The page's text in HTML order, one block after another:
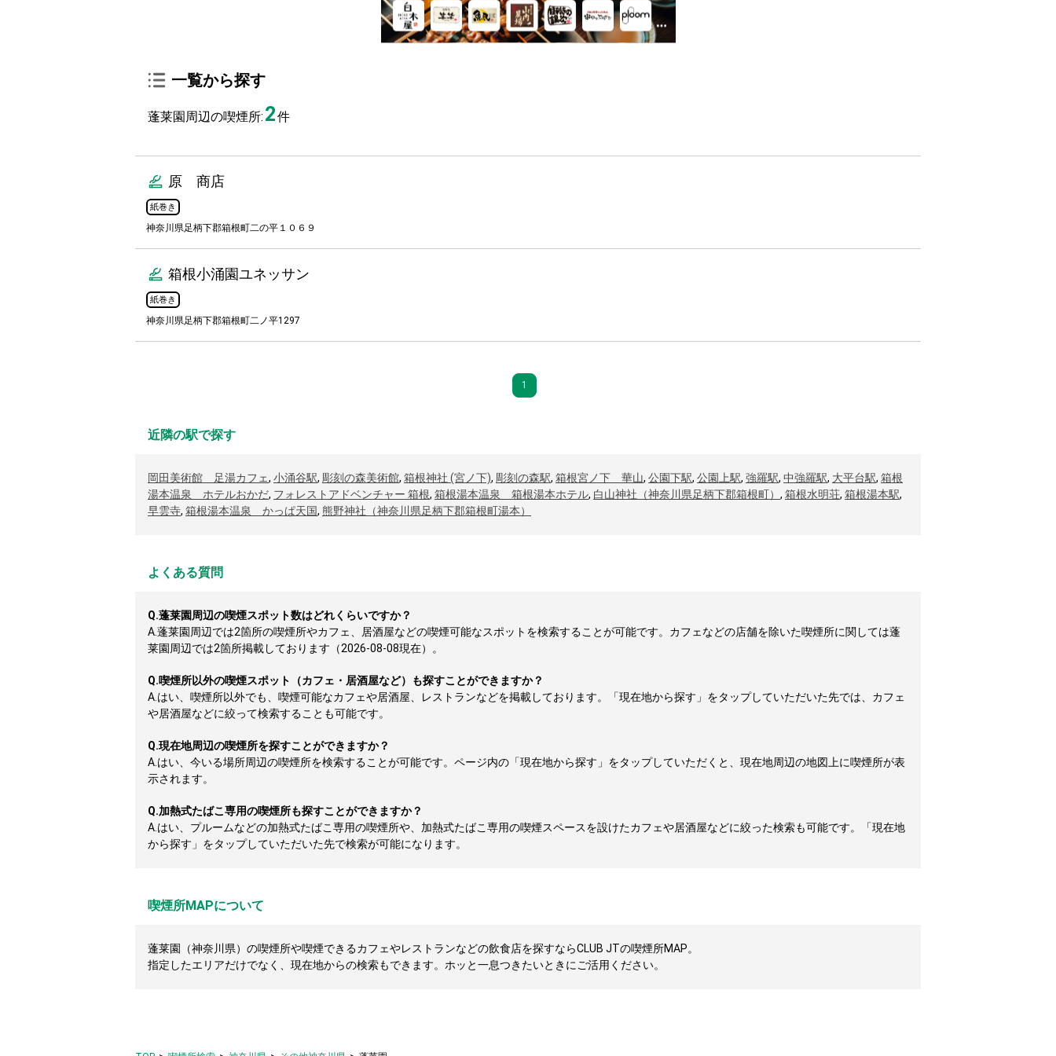
一覧から探す
蓬莱園周辺の喫煙所: 2件
原 商店
紙巻き
神奈川県足柄下郡箱根町二の平１０６９
箱根小涌園ユネッサン
紙巻き
神奈川県足柄下郡箱根町二ノ平1297
1
近隣の駅で探す
岡田美術館 足湯カフェ, 小涌谷駅, 彫刻の森美術館, 箱根神社 (宮ノ下), 彫刻の森駅, 箱根宮ノ下 華山, 公園下駅, 公園上駅, 強羅駅, 中強羅駅, 大平台駅, 箱根
湯本温泉 ホテルおかだ, フォレストアドベンチャー 箱根, 箱根湯本温泉 箱根湯本ホテル, 白山神社（神奈川県足柄下郡箱根町） , 箱根水明荘, 箱根湯本駅,
早雲寺, 箱根湯本温泉 かっぱ天国, 熊野神社（神奈川県足柄下郡箱根町湯本）
よくある質問
Q.蓬莱園周辺の喫煙スポット数はどれくらいですか？
A.蓬莱園周辺では2箇所の喫煙所やカフェ、居酒屋などの喫煙可能なスポットを検索することが可能です。カフェなどの店舗を除いた喫煙所に関しては蓬
莱園周辺では2箇所掲載しております（2026-08-08現在）。
Q.喫煙所以外の喫煙スポット（カフェ・居酒屋など）も探すことができますか？
A. はい、喫煙所以外でも、喫煙可能なカフェや居酒屋、レストランなどを掲載しております。「現在地から探す」をタップしていただいた先では、カフェ
や居酒屋などに絞って検索することも可能です。
Q.現在地周辺の喫煙所を探すことができますか？
A. はい、今いる場所周辺の喫煙所を検索することが可能です。ページ内の「現在地から探す」をタップしていただくと、現在地周辺の地図上に喫煙所が表
示されます。
Q.加熱式たばこ専用の喫煙所も探すことができますか？
A. はい、プルームなどの加熱式たばこ専用の喫煙所や、加熱式たばこ専用の喫煙スペースを設けたカフェや居酒屋などに絞った検索も可能です。「現在地
から探す」をタップしていただいた先で検索が可能になります。
喫煙所MAPについて
蓬莱園（神奈川県）の喫煙所や喫煙できるカフェやレストランなどの飲食店を探すならCLUB JTの喫煙所MAP。
指定したエリアだけでなく、現在地からの検索もできます。ホッと一息つきたいときにご活用ください。